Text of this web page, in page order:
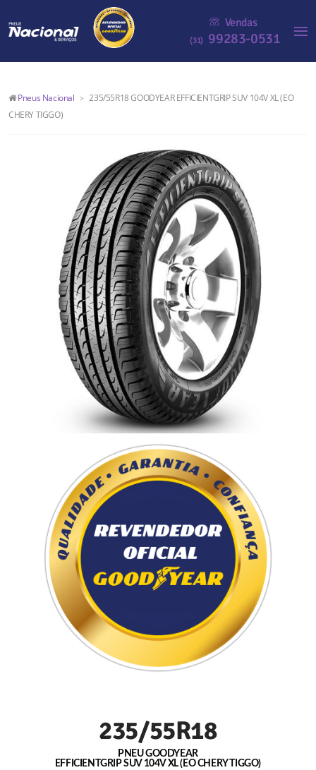
Vendas
(31) 99283-0531
Pneus Nacional >
235/55R18 GOODYEAR EFFICIENTGRIP SUV 104V XL (EO
CHERY TIGGO)
235/55R18
PNEU GOODYEAR
EFFICIENTGRIP SUV 104V XL (EO CHERY TIGGO)